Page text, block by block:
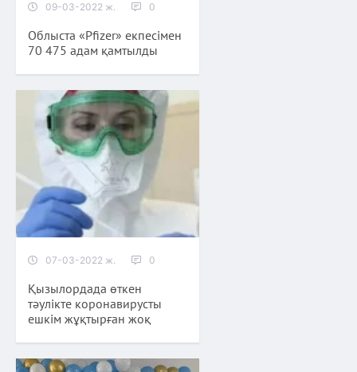
09-03-2022 ж. 0
Облыста «Pfizer» екпесімен
70 475 адам қамтылды
07-03-2022 ж. 0
Қызылордада өткен
тәулікте коронавирусты
ешкім жұқтырған жоқ